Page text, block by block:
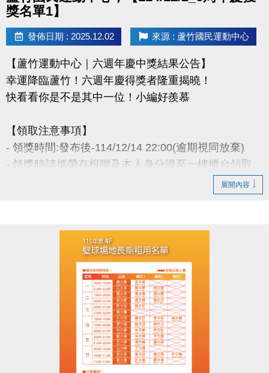
盡事宜則以網站公告為主。
洽詢專線 : (03)263-9066 分機114、115
https://www.lzsports.com.tw/zh_TW/news/pageID/1/
FB : @桃園市蘆竹國民運動中心
IG : @luzhusports
獎名單1】
發佈日期 : 2025.12.02 來源 : 蘆竹國民運動中心
【蘆竹運動中心｜六週年慶中獎結果公告】
幸運降臨蘆竹！六週年慶得獎者隆重揭曉！
快看看你是不是其中一位！小編好羨慕
【領取注意事項】
- 領獎時間:發布後-114/12/14 22:00(逾期視同放棄)
- 領獎時請攜帶存根聯及本人身分證至一樓櫃台領取。
若無法親領，代領者亦需攜帶存根聯、中獎者身分
- 會員卡獎項領取日即為開卡日，會員資格當日起開始
生效，恕無法延後使用。
- 課程抵用金$1500及場地抵用金$500，皆不可分次使
用，進行折抵後，由櫃檯收回。
- 若使用課程折抵金報課，該課程有未開課成功之情
況，不得退費折換現金，但可轉班至有開課成功之課
- 因活動核銷需要，會複印得獎者身分證或相關個人資
展開內容